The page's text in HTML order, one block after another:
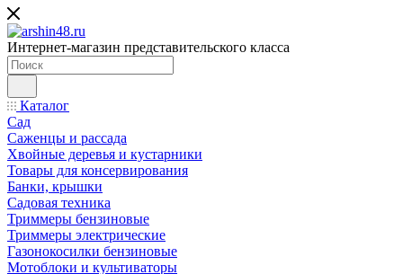
Интернет-магазин представительского класса
Каталог
Сад
Саженцы и рассада
Хвойные деревья и кустарники
Товары для консервирования
Банки, крышки
Садовая техника
Триммеры бензиновые
Триммеры электрические
Газонокосилки бензиновые
Мотоблоки и культиваторы